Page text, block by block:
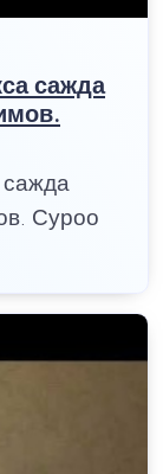
сажда
сажда
Суроо